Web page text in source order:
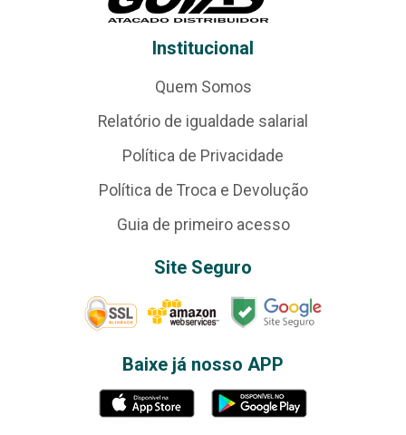
Institucional
Quem Somos
Relatório de igualdade salarial
Política de Privacidade
Política de Troca e Devolução
Guia de primeiro acesso
Site Seguro
Baixe já nosso APP